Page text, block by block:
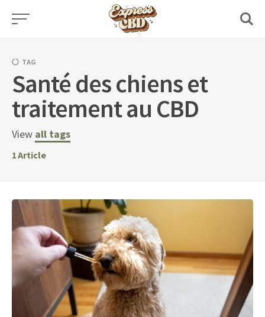
Skip
TAG
Santé des chiens et
traitement au CBD
View all tags
1Article